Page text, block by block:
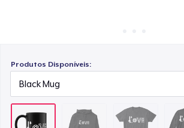
Produtos Disponíveis: